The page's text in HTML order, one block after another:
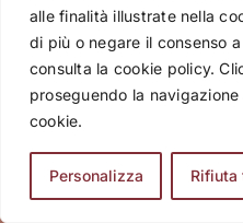
alle finalità illustrate nella
di più o negare il consenso
consulta la cookie policy.
proseguendo la
cookie.
Personalizza Rifiuta
Copyright 2026 VIVA
Giornate 15, 20129 Milano
Tour operator licenza n°
qualità